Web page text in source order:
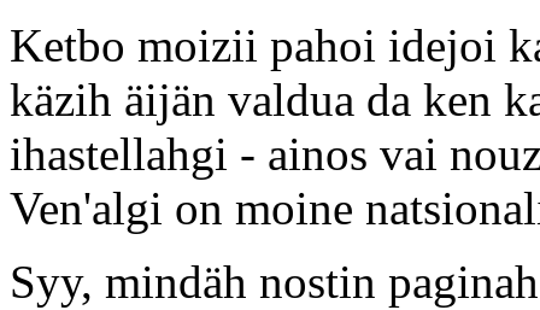
Ketbo moizii pahoi idejoi
käzih äijän valdua da ken
ihastellahgi - ainos vai
Ven'algi on moine
Syy, mindäh nostin